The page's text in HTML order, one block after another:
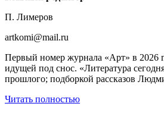
П. Лимеров
artkomi@mail.ru
Первый номер журнала «Арт» в 2026
идущей под снос. «Литература
прошлого; подборкой рассказов
Читать полностью